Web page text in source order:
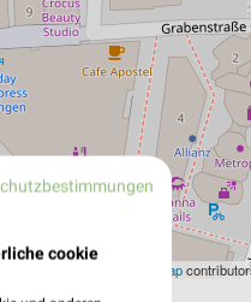
OpenStreetMap
cookie